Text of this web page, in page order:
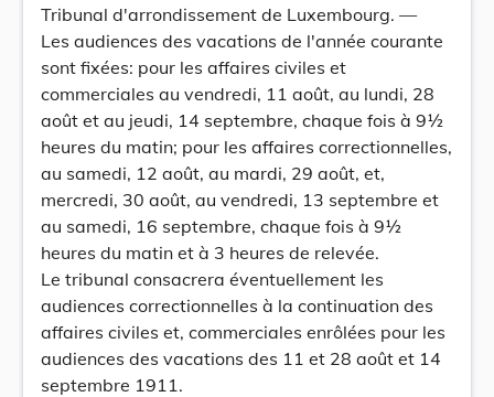
Tribunal d'arrondissement de Luxembourg. —
Les audiences des vacations de l'année courante
sont fixées: pour les affaires civiles et
commerciales au vendredi, 11 août, au lundi, 28
août et au jeudi, 14 septembre, chaque fois à 9½
heures du matin; pour les affaires correctionnelles,
au samedi, 12 août, au mardi, 29 août, et,
mercredi, 30 août, au vendredi, 13 septembre et
au samedi, 16 septembre, chaque fois à 9½
heures du matin et à 3 heures de relevée.
Le tribunal consacrera éventuellement les
audiences correctionnelles à la continuation des
affaires civiles et, commerciales enrôlées pour les
audiences des vacations des 11 et 28 août et 14
septembre 1911.